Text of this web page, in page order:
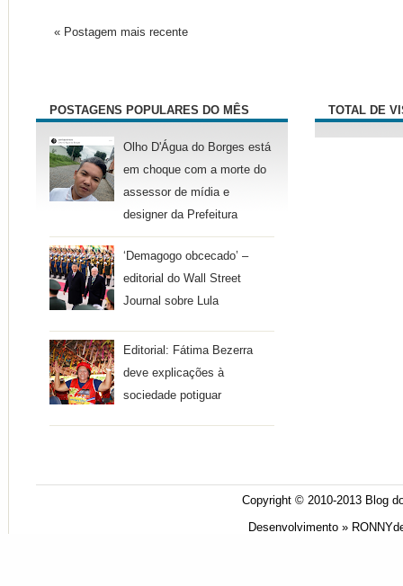
« Postagem mais recente
POSTAGENS POPULARES DO MÊS
Olho D'Água do Borges está
em choque com a morte do
assessor de mídia e
designer da Prefeitura
‘Demagogo obcecado’ –
editorial do Wall Street
Journal sobre Lula
Editorial: Fátima Bezerra
deve explicações à
sociedade potiguar
TOTAL DE
Copyright © 2010-2013 Blog
Desenvolvimento »